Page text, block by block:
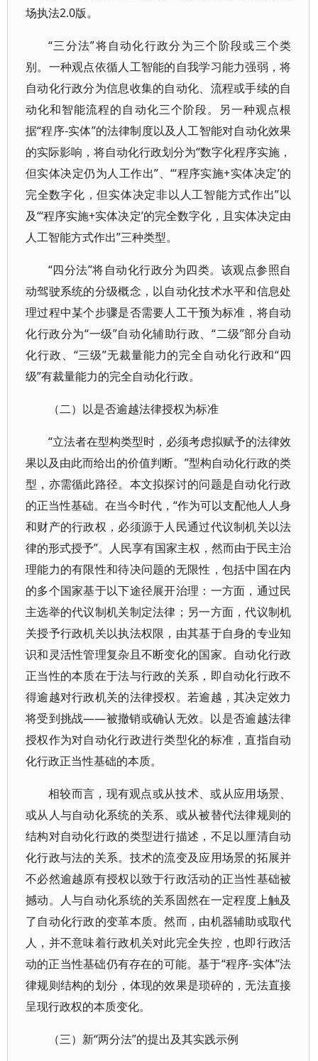
场执法2.0版。
“三分法”将自动化行政分为三个阶段或三个类
别。一种观点依循人工智能的自我学习能力强弱，将
自动化行政分为信息收集的自动化、流程或手续的自
动化和智能流程的自动化三个阶段。另一种观点根
据“程序-实体”的法律制度以及人工智能对自动化效果
的实际影响，将自动化行政划分为“数字化程序实施，
但实体决定仍为人工作出”、“‘程序实施+实体决定’的
完全数字化，但实体决定非以人工智能方式作出”以
及“‘程序实施+实体决定’的完全数字化，且实体决定由
人工智能方式作出”三种类型。
“四分法”将自动化行政分为四类。该观点参照自
动驾驶系统的分级概念，以自动化技术水平和信息处
理过程中某个步骤是否需要人工干预为标准，将自动
化行政分为“一级”自动化辅助行政、“二级”部分自动
化行政、“三级”无裁量能力的完全自动化行政和“四
级”有裁量能力的完全自动化行政。
（二）以是否逾越法律授权为标准
“立法者在型构类型时，必须考虑拟赋予的法律效
果以及由此而给出的价值判断。”型构自动化行政的类
型，亦需循此路径。本文拟探讨的问题是自动化行政
的正当性基础。在当今时代，“作为可以支配他人人身
和财产的行政权，必须源于人民通过代议制机关以法
律的形式授予”。人民享有国家主权，然而由于民主治
理能力的有限性和待决问题的无限性，包括中国在内
的多个国家基于以下途径展开治理：一方面，通过民
主选举的代议制机关制定法律；另一方面，代议制机
关授予行政机关以执法权限，由其基于自身的专业知
识和灵活性管理复杂且不断变化的国家。自动化行政
正当性的本质在于法与行政的关系，即自动化行政不
得逾越对行政机关的法律授权。若逾越，其决定效力
将受到挑战——被撤销或确认无效。以是否逾越法律
授权作为对自动化行政进行类型化的标准，直指自动
化行政正当性基础的本质。
相较而言，现有观点或从技术、或从应用场景、
或从人与自动化系统的关系、或从被替代法律规则的
结构对自动化行政的类型进行描述，不足以厘清自动
化行政与法的关系。技术的流变及应用场景的拓展并
不必然逾越原有授权以致于行政活动的正当性基础被
撼动。人与自动化系统的关系固然在一定程度上触及
了自动化行政的变革本质。然而，由机器辅助或取代
人，并不意味着行政机关对此完全失控，也即行政活
动的正当性基础仍有存在的可能。基于“程序-实体”法
律规则结构的划分，体现的效果是琐碎的，无法直接
呈现行政权的本质变化。
（三）新“两分法”的提出及其实践示例